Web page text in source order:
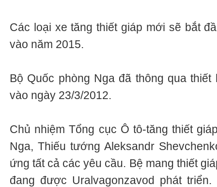
Các loại xe tăng thiết giáp mới sẽ bắt
vào năm 2015.
Bộ Quốc phòng Nga đã thông qua
vào ngày 23/3/2012.
Chủ nhiệm Tổng cục Ô tô-tăng thiết
Nga, Thiếu tướng Aleksandr
ứng tất cả các yêu cầu. Bệ mang thiết
đang được Uralvagonzavod phát